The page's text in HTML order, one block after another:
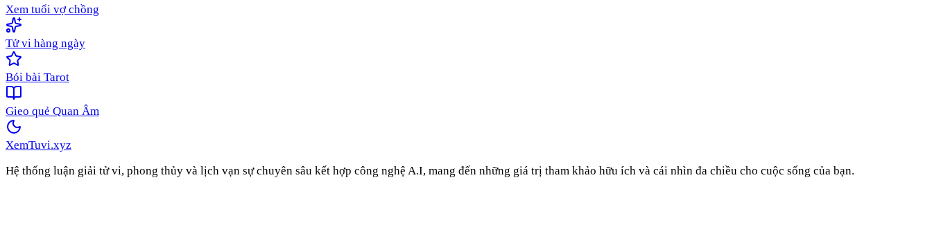
Xem tuổi vợ chồng
Tử vi hàng ngày
Bói bài Tarot
Gieo quẻ Quan Âm
XemTuvi.xyz
Hệ thống luận giải tử vi, phong thủy và lịch vạn sự chuyên sâu kết hợp công nghệ A.I, mang đến những giá trị tham khảo hữu ích và cái nhìn đa chiều cho cuộc sống của bạn.